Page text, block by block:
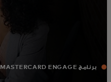
برنامج MASTERCARD ENGAGE